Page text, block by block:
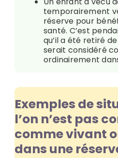
temporairement
réserve pour
santé. C’est
qu’il a été retiré
serait considéré
ordinairement
Exemples de
l’on n’est pas
comme vivant
dans une